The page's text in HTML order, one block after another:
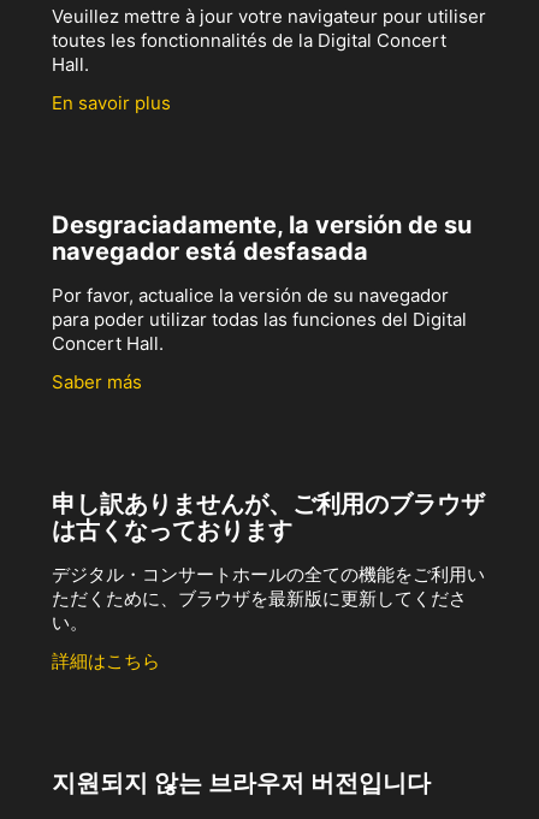
Veuillez mettre à jour votre navigateur pour utiliser
toutes les fonctionnalités de la Digital Concert
Hall.
En savoir plus
Desgraciadamente, la versión de su
navegador está desfasada
Por favor, actualice la versión de su navegador
para poder utilizar todas las funciones del Digital
Concert Hall.
Saber más
申し訳ありませんが、ご利用のブラウザ
は古くなっております
デジタル・コンサートホールの全ての機能をご利用い
ただくために、ブラウザを最新版に更新してくださ
い。
詳細はこちら
지원되지 않는 브라우저 버전입니다